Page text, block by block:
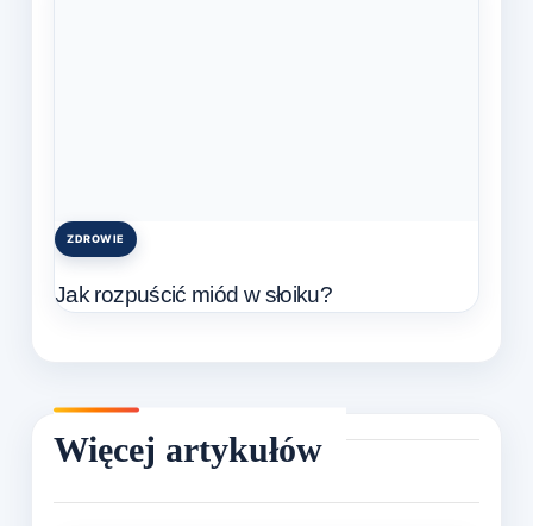
Posted
ZDROWIE
Jak rozpuścić miód w słoiku?